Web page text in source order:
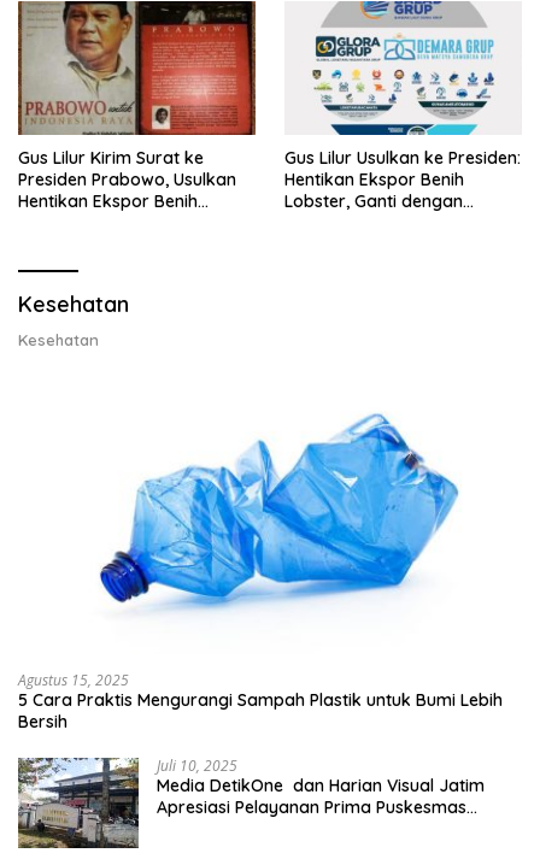
Gus Lilur Kirim Surat ke
Presiden Prabowo, Usulkan
Hentikan Ekspor Benih
Gus Lilur Usulkan ke Presiden:
Hentikan Ekspor Benih
Lobster, Ganti dengan
Kesehatan
Kesehatan
Agustus 15, 2025
5 Cara Praktis Mengurangi Sampah Plastik untuk Bumi Lebih
Bersih
Juli 10, 2025
Media DetikOne dan Harian Visual Jatim
Apresiasi Pelayanan Prima Puskesmas